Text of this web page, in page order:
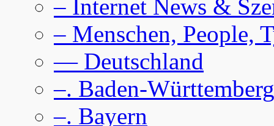
– Internet News &
– Menschen, People,
— Deutschland
–. Baden-Württemberg
–. Bayern